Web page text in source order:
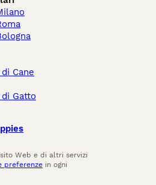
Cane
di Gatto
Web e di altri servizi
preferenze in ogni